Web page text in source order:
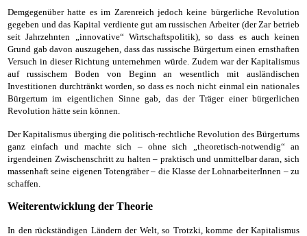
Demgegenüber hatte es im Zarenreich jedoch keine bürgerliche Revolution
gegeben und das Kapital verdiente gut am russischen Arbeiter (der Zar betrieb
seit Jahrzehnten „innovative“ Wirtschaftspolitik), so dass es auch keinen
Grund gab davon auszugehen, dass das russische Bürgertum einen ernsthaften
Versuch in dieser Richtung unternehmen würde. Zudem war der Kapitalismus
auf russischem Boden von Beginn an wesentlich mit ausländischen
Investitionen durchtränkt worden, so dass es noch nicht einmal ein nationales
Bürgertum im eigentlichen Sinne gab, das der Träger einer bürgerlichen
Revolution hätte sein können.
Der Kapitalismus überging die politisch-rechtliche Revolution des Bürgertums
ganz einfach und machte sich – ohne sich „theoretisch-notwendig“ an
irgendeinen Zwischenschritt zu halten – praktisch und unmittelbar daran, sich
massenhaft seine eigenen Totengräber – die Klasse der LohnarbeiterInnen – zu
schaffen.
Weiterentwicklung der Theorie
In den rückständigen Ländern der Welt, so Trotzki, komme der Kapitalismus